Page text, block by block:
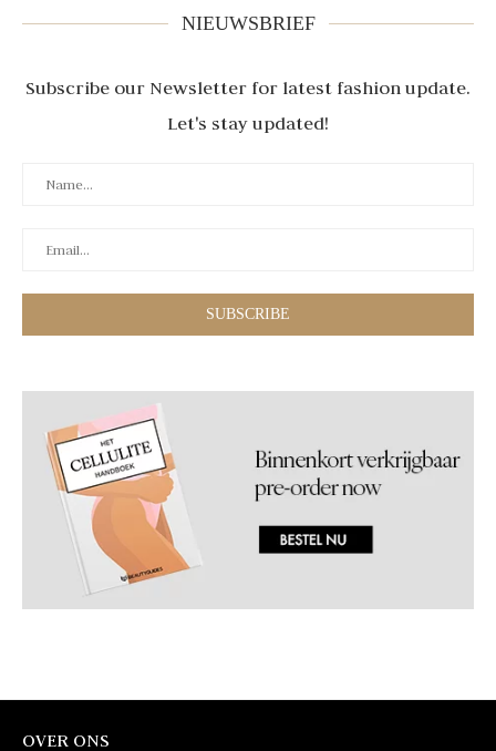
NIEUWSBRIEF
Subscribe our Newsletter for latest fashion update.
Let's stay updated!
OVER ONS